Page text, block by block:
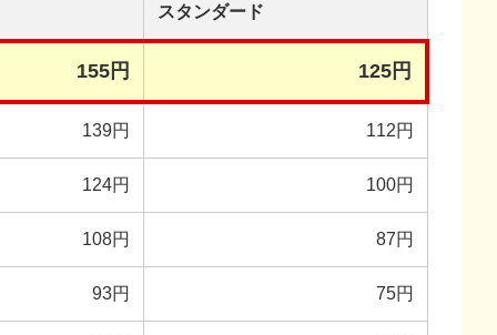
スタンダード
155円 125円
139円 112円
124円 100円
108円 87円
93円 75円